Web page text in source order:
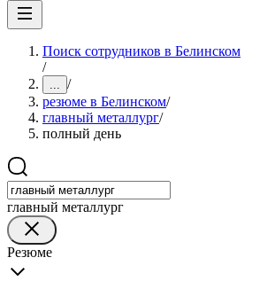
Поиск сотрудников в Белинском
/
... /
резюме в Белинском/
главный металлург/
полный день
главный металлург
Резюме